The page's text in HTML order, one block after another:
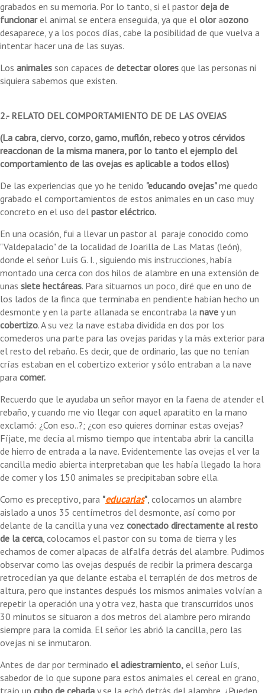
grabados en su memoria. Por lo tanto, si el pastor deja de
funcionarel animal se entera enseguida, ya que el oloraozono
desaparece, y a los pocos días, cabe la posibilidad de que vuelva a
intentar hacer una de las suyas.
Los animales son capaces de detectar olores que las personas ni
siquiera sabemos que existen.
2.- RELATO DEL COMPORTAMIENTO DE DE LAS OVEJAS
(La cabra, ciervo, corzo, gamo, muflón, rebeco y otros cérvidos
reaccionan de la misma manera, por lo tanto el ejemplo del
comportamiento de las ovejas es aplicable a todos ellos)
De las experiencias que yo he tenido "educando ovejas"me quedo
grabado el comportamientos de estos animales en un caso muy
concreto en el uso del pastor eléctrico.
En una ocasión, fui a llevar un pastor al paraje conocido como
"Valdepalacio" de la localidad de Joarilla de Las Matas (león),
donde el señor Luís G. I., siguiendo mis instrucciones, había
montado una cerca con dos hilos de alambre en una extensión de
unas siete hectáreas. Para situarnos un poco, diré que en uno de
los lados de la finca que terminaba en pendiente habían hecho un
desmonte y en la parte allanada se encontraba la nave y un
cobertizo. A su vez la nave estaba dividida en dos por los
comederos una parte para las ovejas paridas y la más exterior para
el resto del rebaño. Es decir, que de ordinario, las que no tenían
crías estaban en el cobertizo exterior y sólo entraban a la nave
para comer.
Recuerdo que le ayudaba un señor mayor en la faena de atender el
rebaño, y cuando me vio llegar con aquel aparatito en la mano
exclamó: ¿Con eso..?; ¿con eso quieres dominar estas ovejas?
Fíjate, me decía al mismo tiempo que intentaba abrir la cancilla
de hierro de entrada a la nave. Evidentemente las ovejas el ver la
cancilla medio abierta interpretaban que les había llegado la hora
de comer y los 150 animales se precipitaban sobre ella.
Como es preceptivo, para "educarlas", colocamos un alambre
aislado a unos 35 centímetros del desmonte, así como por
delante de la cancilla y una vez conectado directamente al resto
de la cerca, colocamos el pastor con su toma de tierra y les
echamos de comer alpacas de alfalfa detrás del alambre. Pudimos
observar como las ovejas después de recibir la primera descarga
retrocedían ya que delante estaba el terraplén de dos metros de
altura, pero que instantes después los mismos animales volvían a
repetir la operación una y otra vez, hasta que transcurridos unos
30 minutos se situaron a dos metros del alambre pero mirando
siempre para la comida. El señor les abrió la cancilla, pero las
ovejas ni se inmutaron.
Antes de dar por terminado el adiestramiento, el señor Luís,
sabedor de lo que supone para estos animales el cereal en grano,
trajo un cubo de cebada y se la echó detrás del alambre. ¿Pueden